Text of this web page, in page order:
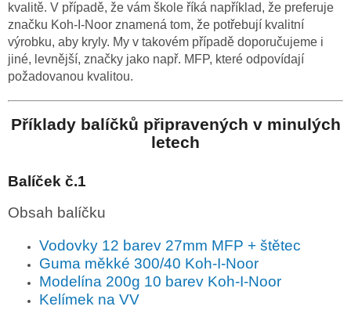
kvalitě. V případě, že vám škole říká například, že preferuje
značku Koh-I-Noor znamená tom, že potřebují kvalitní
výrobku, aby kryly. My v takovém případě doporučujeme i
jiné, levnější, značky jako např. MFP, které odpovídají
požadovanou kvalitou.
Příklady balíčků připravených v minulých
letech
Balíček č.1
Obsah balíčku
Vodovky 12 barev 27mm MFP + štětec
Guma měkké 300/40 Koh-I-Noor
Modelína 200g 10 barev Koh-I-Noor
Kelímek na VV